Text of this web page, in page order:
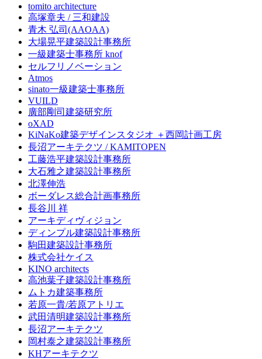
tomito architecture
高塚章夫 / 三和建設
青木 弘司(AAOAA)
大場晃平建築設計事務所
一級建築士事務所 knof
セルフリノベーション
Atmos
sinato一級建築士事務所
VUILD
廣部剛司建築研究所
oXAD
KiNaKo建築デザインスタジオ ＋西岡計画工房
長沼アーキテクツ / KAMITOPEN
工藤浩平建築設計事務所
大石雅之建築設計事務所
北澤伸浩
ボーダレス総合計画事務所
長谷川 祥
アーキディヴィジョン
ディンプル建築設計事務所
駒田建築設計事務所
株式会社ケイス
KINO architects
高池葉子建築設計事務所
ムトカ建築事務所
若原一貴/若原アトリエ
武田清明建築設計事務所
長沼アーキテクツ
岡村泰之建築設計事務所
KHアーキテクツ